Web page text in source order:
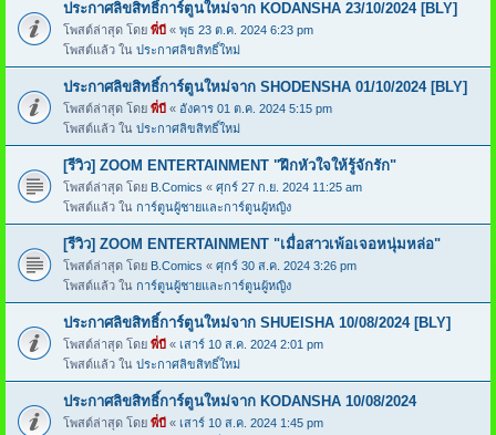
ประกาศลิขสิทธิ์การ์ตูนใหม่จาก KODANSHA 23/10/2024 [BLY]
โพสต์ล่าสุด โดย พี่บี « พุธ 23 ต.ค. 2024 6:23 pm
โพสต์แล้ว ใน ประกาศลิขสิทธิ์ใหม่
ประกาศลิขสิทธิ์การ์ตูนใหม่จาก SHODENSHA 01/10/2024 [BLY]
โพสต์ล่าสุด โดย พี่บี « อังคาร 01 ต.ค. 2024 5:15 pm
โพสต์แล้ว ใน ประกาศลิขสิทธิ์ใหม่
[รีวิว] ZOOM ENTERTAINMENT "ฝึกหัวใจให้รู้จักรัก"
โพสต์ล่าสุด โดย B.Comics « ศุกร์ 27 ก.ย. 2024 11:25 am
โพสต์แล้ว ใน การ์ตูนผู้ชายและการ์ตูนผู้หญิง
[รีวิว] ZOOM ENTERTAINMENT "เมื่อสาวเพ้อเจอหนุ่มหล่อ"
โพสต์ล่าสุด โดย B.Comics « ศุกร์ 30 ส.ค. 2024 3:26 pm
โพสต์แล้ว ใน การ์ตูนผู้ชายและการ์ตูนผู้หญิง
ประกาศลิขสิทธิ์การ์ตูนใหม่จาก SHUEISHA 10/08/2024 [BLY]
โพสต์ล่าสุด โดย พี่บี « เสาร์ 10 ส.ค. 2024 2:01 pm
โพสต์แล้ว ใน ประกาศลิขสิทธิ์ใหม่
ประกาศลิขสิทธิ์การ์ตูนใหม่จาก KODANSHA 10/08/2024
โพสต์ล่าสุด โดย พี่บี « เสาร์ 10 ส.ค. 2024 1:45 pm